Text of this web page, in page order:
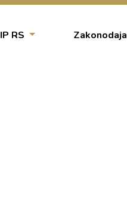
IP RS Zakonodaja